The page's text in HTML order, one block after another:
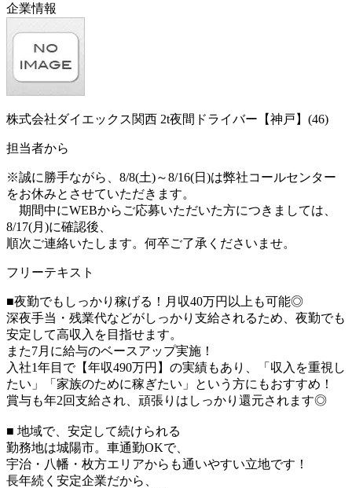
企業情報
株式会社ダイエックス関西 2t夜間ドライバー【神戸】(46)
担当者から
※誠に勝手ながら、8/8(土)～8/16(日)は弊社コールセンター
をお休みとさせていただきます。
期間中にWEBからご応募いただいた方につきましては、
8/17(月)に確認後、
順次ご連絡いたします。何卒ご了承くださいませ。
フリーテキスト
■夜勤でもしっかり稼げる！月収40万円以上も可能◎
深夜手当・残業代などがしっかり支給されるため、夜勤でも
安定して高収入を目指せます。
また7月に給与のベースアップ実施！
入社1年目で【年収490万円】の実績もあり、「収入を重視し
たい」「家族のために稼ぎたい」という方にもおすすめ！
賞与も年2回支給され、頑張りはしっかり還元されます◎
■ 地域で、安定して続けられる
勤務地は城陽市。車通勤OKで、
宇治・八幡・枚方エリアからも通いやすい立地です！
長年続く安定企業だから、